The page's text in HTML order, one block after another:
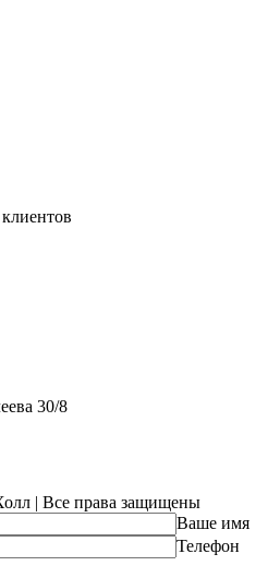
30/8
| Все права защищены
Ваше имя
Телефон